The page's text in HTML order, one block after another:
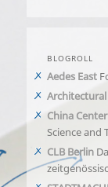
BLOGROLL
Aedes East
China
Science and
CLB Berlin